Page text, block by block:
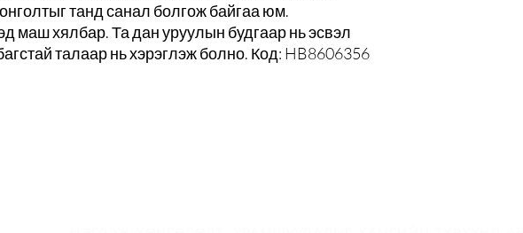
танд санал болгож байгаа юм.
маш хялбар. Та дан уруулын будгаар нь эсвэл
талаар нь хэрэглэж болно. Код: HB8606356